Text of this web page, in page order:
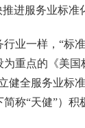
进服务业标准
行业一样，“标
重点的《美国
健全服务业标
称“天健”）